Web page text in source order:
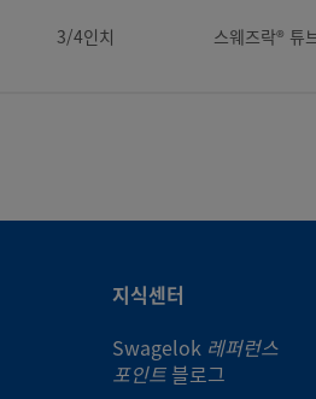
3/4인치 스웨즈락® 튜
지식센터
Swagelok 레퍼런스
포인트 블로그